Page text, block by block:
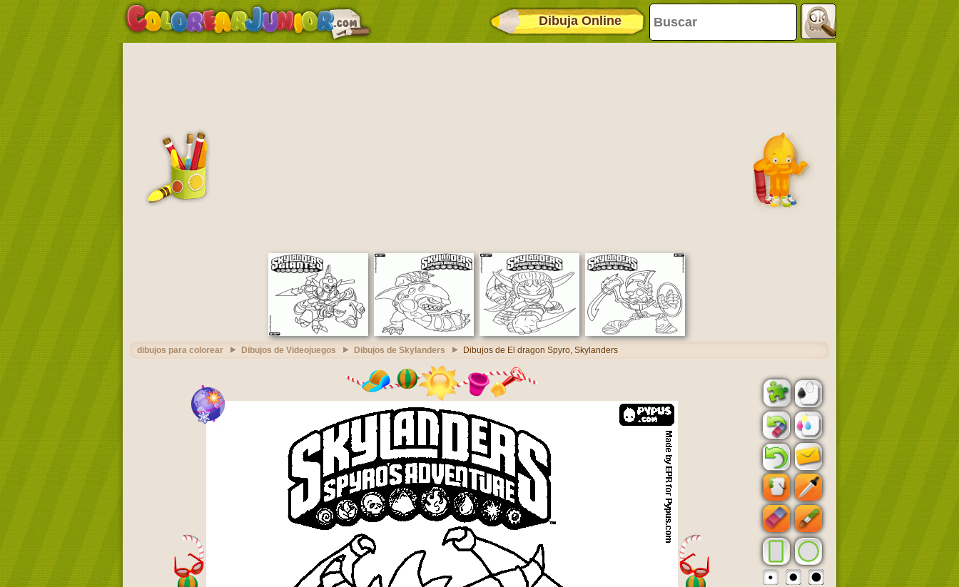
Dibuja Online
dibujos para colorear Dibujos de Videojuegos Dibujos de Skylanders Dibujos de El dragon Spyro, Skylanders